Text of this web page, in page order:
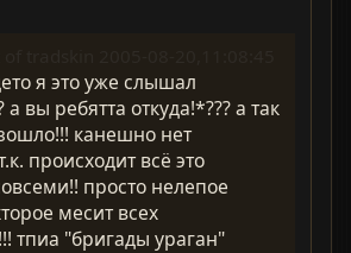
я это уже слышал
а вы ребятта откуда!*??? а так
канешно нет
происходит всё это
просто нелепое
месит всех
тпиа "бригады ураган"